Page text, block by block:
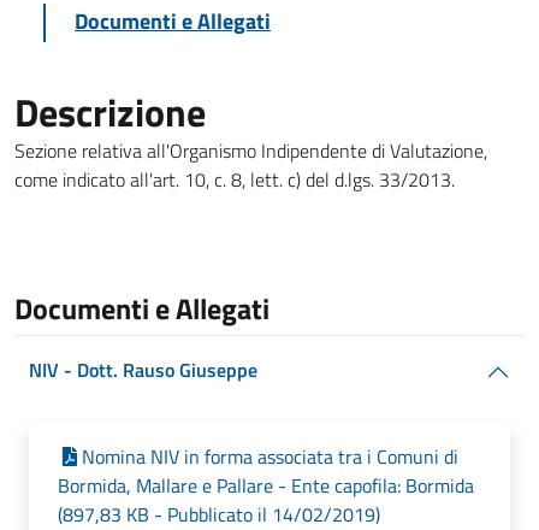
Documenti e Allegati
Descrizione
Sezione relativa all'Organismo Indipendente di Valutazione,
come indicato all'art. 10, c. 8, lett. c) del d.lgs. 33/2013.
Documenti e Allegati
NIV - Dott. Rauso Giuseppe
Nomina NIV in forma associata tra i Comuni di
Bormida, Mallare e Pallare - Ente capofila: Bormida
(897,83 KB - Pubblicato il 14/02/2019)